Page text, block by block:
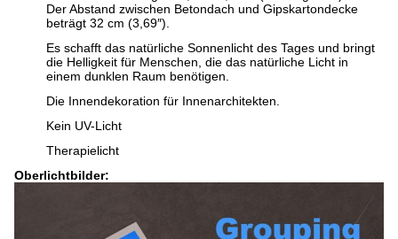
Der Abstand zwischen Betondach und Gipskartondecke
beträgt 32 cm (3,69″).
Es schafft das natürliche Sonnenlicht des Tages und bringt
die Helligkeit für Menschen, die das natürliche Licht in
einem dunklen Raum benötigen.
Die Innendekoration für Innenarchitekten.
Kein UV-Licht
Therapielicht
Oberlichtbilder: